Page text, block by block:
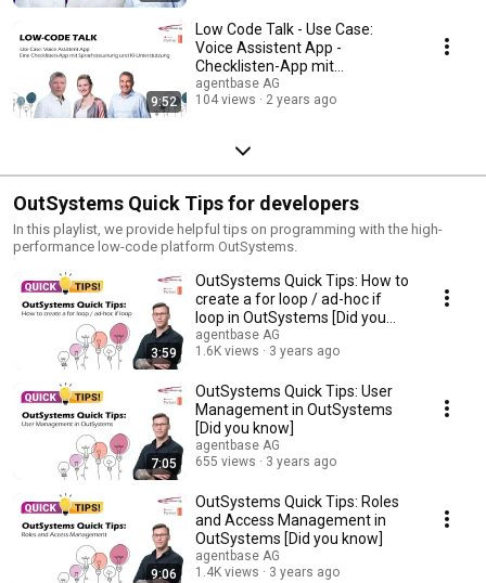
9:52
Low Code Talk - Use Case:
Voice Assistent App -
Checklisten-App mit
Spracherkennung & KI-
Integration
agentbase AG
104 views
2 years ago
OutSystems Quick Tips for developers
In this playlist, we provide helpful tips on programming with the high-
performance low-code platform OutSystems.
3:59
OutSystems Quick Tips: How to
create a for loop / ad-hoc if
loop in OutSystems [Did you
know]
agentbase AG
1.6K views
3 years ago
7:05
OutSystems Quick Tips: User
Management in OutSystems
[Did you know]
agentbase AG
655 views
3 years ago
9:06
OutSystems Quick Tips: Roles
and Access Management in
OutSystems [Did you know]
agentbase AG
1.4K views
3 years ago